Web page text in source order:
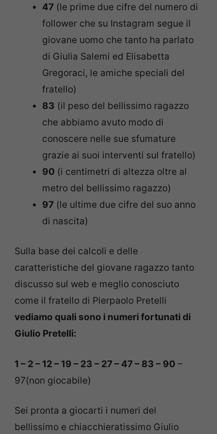
47 (le prime due cifre del numero di
follower che su Instagram segue il
giovane uomo che tanto ha parlato
di Giulia Salemi ed Elisabetta
Gregoraci, le amiche speciali del
fratello)
83 (il peso del bellissimo ragazzo
che abbiamo avuto modo di
conoscere nelle sue sfumature
grazie ai suoi interventi sul fratello)
90 (i centimetri di altezza oltre al
metro del bellissimo ragazzo)
97 (le ultime due cifre del suo anno
di nascita)
Sulla base dei calcoli e delle
caratteristiche del giovane ragazzo tanto
discusso sul web e meglio conosciuto
come il fratello di Pierpaolo Pretelli
vediamo quali sono i numeri fortunati di
Giulio Pretelli:
1 – 2 – 12 – 19 – 23 – 27 – 47 – 83 – 90 –
97(non giocabile)
Sei pronta a giocarti i numeri del
bellissimo e chiacchieratissimo Giulio